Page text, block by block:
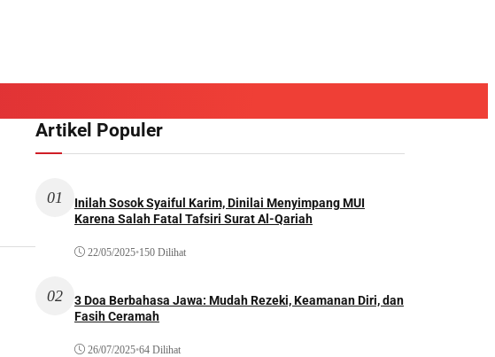
Artikel Populer
01
Inilah Sosok Syaiful Karim, Dinilai Menyimpang MUI
Karena Salah Fatal Tafsiri Surat Al-Qariah
22/05/2025•150 Dilihat
02
3 Doa Berbahasa Jawa: Mudah Rezeki, Keamanan Diri, dan
Fasih Ceramah
26/07/2025•64 Dilihat